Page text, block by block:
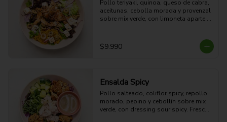
Pollo teriyaki, quinoa, queso de cabra,
aceitunas, cebolla morada y provenzal
sobre mix verde, con limoneta aparte.
$9.990
Ensalda Spicy
Pollo salteado, coliflor spicy, repollo
morado, pepino y cebollín sobre mix
verde, con dressing sour spicy. Fresca,